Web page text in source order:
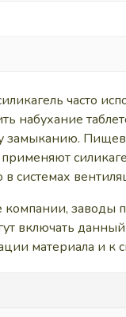
часто
набухание
системах
заводы
включать
материала и к